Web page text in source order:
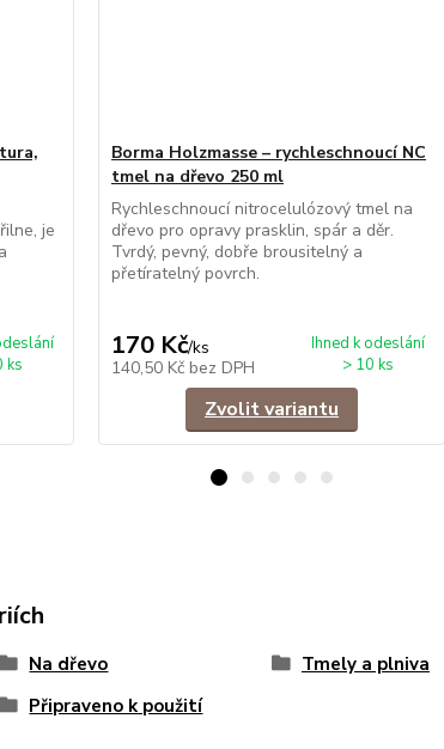
je
ks
Borma Holzmasse – rychleschnoucí NC
tmel na dřevo 250 ml
Rychleschnoucí nitrocelulózový tmel na
dřevo pro opravy prasklin, spár a děr.
Tvrdý, pevný, dobře brousitelný a
přetíratelný povrch.
170 Kč/ks
140,50 Kč bez DPH
Ihned k odeslání
> 10 ks
Zvolit variantu
Na dřevo Tmely a plniva
Připraveno k použití